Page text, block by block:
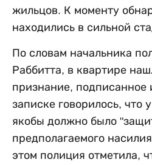
жильцов. К моменту
находились в сильной
По словам начальника
Раббитта, в квартире
признание,
записке говорилось, что
якобы должно было
предполагаемого
этом полиция отметила,